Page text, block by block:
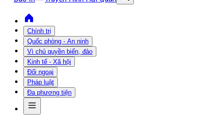
Chính trị
Quốc phòng - An ninh
Vì chủ quyền biển, đảo
Kinh tế - Xã hội
Đối ngoại
Pháp luật
Đa phương tiện